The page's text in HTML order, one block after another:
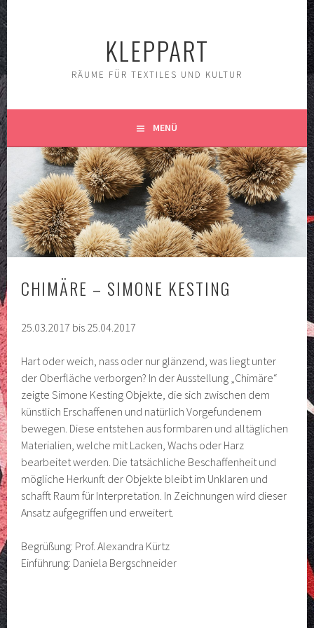
KLEPPART
RÄUME FÜR TEXTILES UND KULTUR
MENÜ
CHIMÄRE – SIMONE KESTING
25.03.2017 bis 25.04.2017
Hart oder weich, nass oder nur glänzend, was liegt unter
der Oberfläche verborgen? In der Ausstellung „Chimäre“
zeigte Simone Kesting Objekte, die sich zwischen dem
künstlich Erschaffenen und natürlich Vorgefundenem
bewegen. Diese entstehen aus formbaren und alltäglichen
Materialien, welche mit Lacken, Wachs oder Harz
bearbeitet werden. Die tatsächliche Beschaffenheit und
mögliche Herkunft der Objekte bleibt im Unklaren und
schafft Raum für Interpretation. In Zeichnungen wird dieser
Ansatz aufgegriffen und erweitert.
Begrüßung: Prof. Alexandra Kürtz
Einführung: Daniela Bergschneider